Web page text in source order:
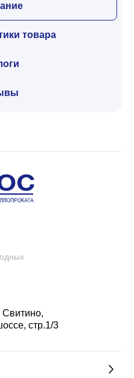
товара
стр.1/3